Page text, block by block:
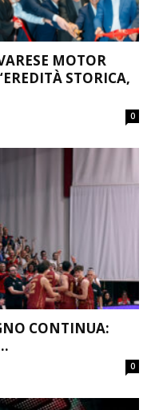
MOTOR
STORICA,
0
CONTINUA:
0